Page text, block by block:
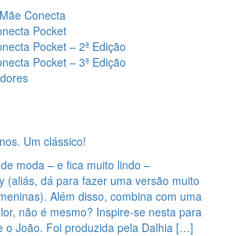
Conecta
Pocket
Pocket – 2ª Edição
Pocket – 3ª Edição
Um clássico!
moda – e fica muito lindo –
(aliás, dá para fazer uma versão muito
Além disso, combina com uma
não é mesmo? Inspire-se nesta para
o João. Foi produzida pela Dalhia […]